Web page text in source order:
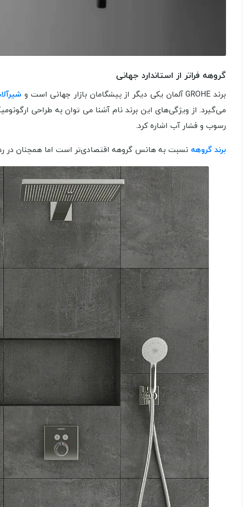
گروهه فراتر از استاندارد جهانی
برند GROHE آلمان یکی دیگر از پیشگامان بازار جهانی است و
می‌گیرد. از ویژگی‌های این برند نام آشنا می توان به طراحی
رسوب و فشار آب اشاره کرد.
برند گروهه نسبت به هانس گروهه اقتصادی‌تر است اما همچنان در